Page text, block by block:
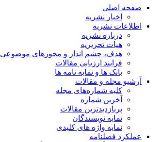
صفحه اصلی
اخبار نشریه
اطلاعات نشریه
درباره نشریه
هیات تحریریه
هدف، چشم انداز و محورهای موضوعی
فرایند ارزیابی مقالات
بانک ها و نمایه نامه ها
آرشیو مجله و مقالات
کلیه شماره‌های مجله
آخرین شماره
پربازدیدترین مقالات
نمایه نویسندگان
نمایه واژه های کلیدی
عملکرد فصلنامه